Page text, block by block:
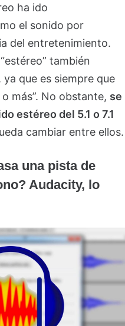
ha ido
el sonido por
del entretenimiento.
también
ya que es siempre que
más”. No obstante, se
estéreo del 5.1 o 7.1
cambiar entre ellos.
una pista de
Audacity, lo